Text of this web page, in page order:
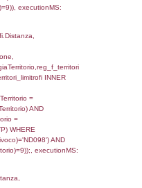
f_territori_limitrofi
ON
=
=